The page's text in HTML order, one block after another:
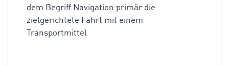
dem Begriff Navigation primär die
zielgerichtete Fahrt mit einem
Transportmittel